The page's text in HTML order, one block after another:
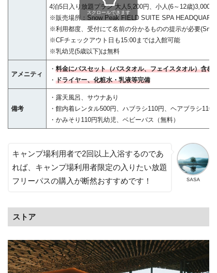
4泊5日入り放題プラン 大人5,200円、小人(6～12歳)3,000
※販売場所：Snow Peak FIELD SUITE SPA
※利用都度、受付にて名前の分かるものの提示が必要
※CFチェックアウト日も15:00までは入館可能
※乳幼児(5歳以下)は無料
アメニティ
・料金にバスセット（バスタオル、フェイスタオル）含む
・ドライヤー、化粧水・乳液等完備
備考
・露天風呂、サウナあり
・館内着レンタル500円、ハブラシ110円、ヘアブラシ110
・かみそり110円乳幼児、ベビーバス（無料）
スクロールできます
SASA
キャンプ場利用者で2回以上入浴するのであ
れば、キャンプ場利用者限定の入りたい放題
フリーパスの購入が断然おすすめです！
ストア